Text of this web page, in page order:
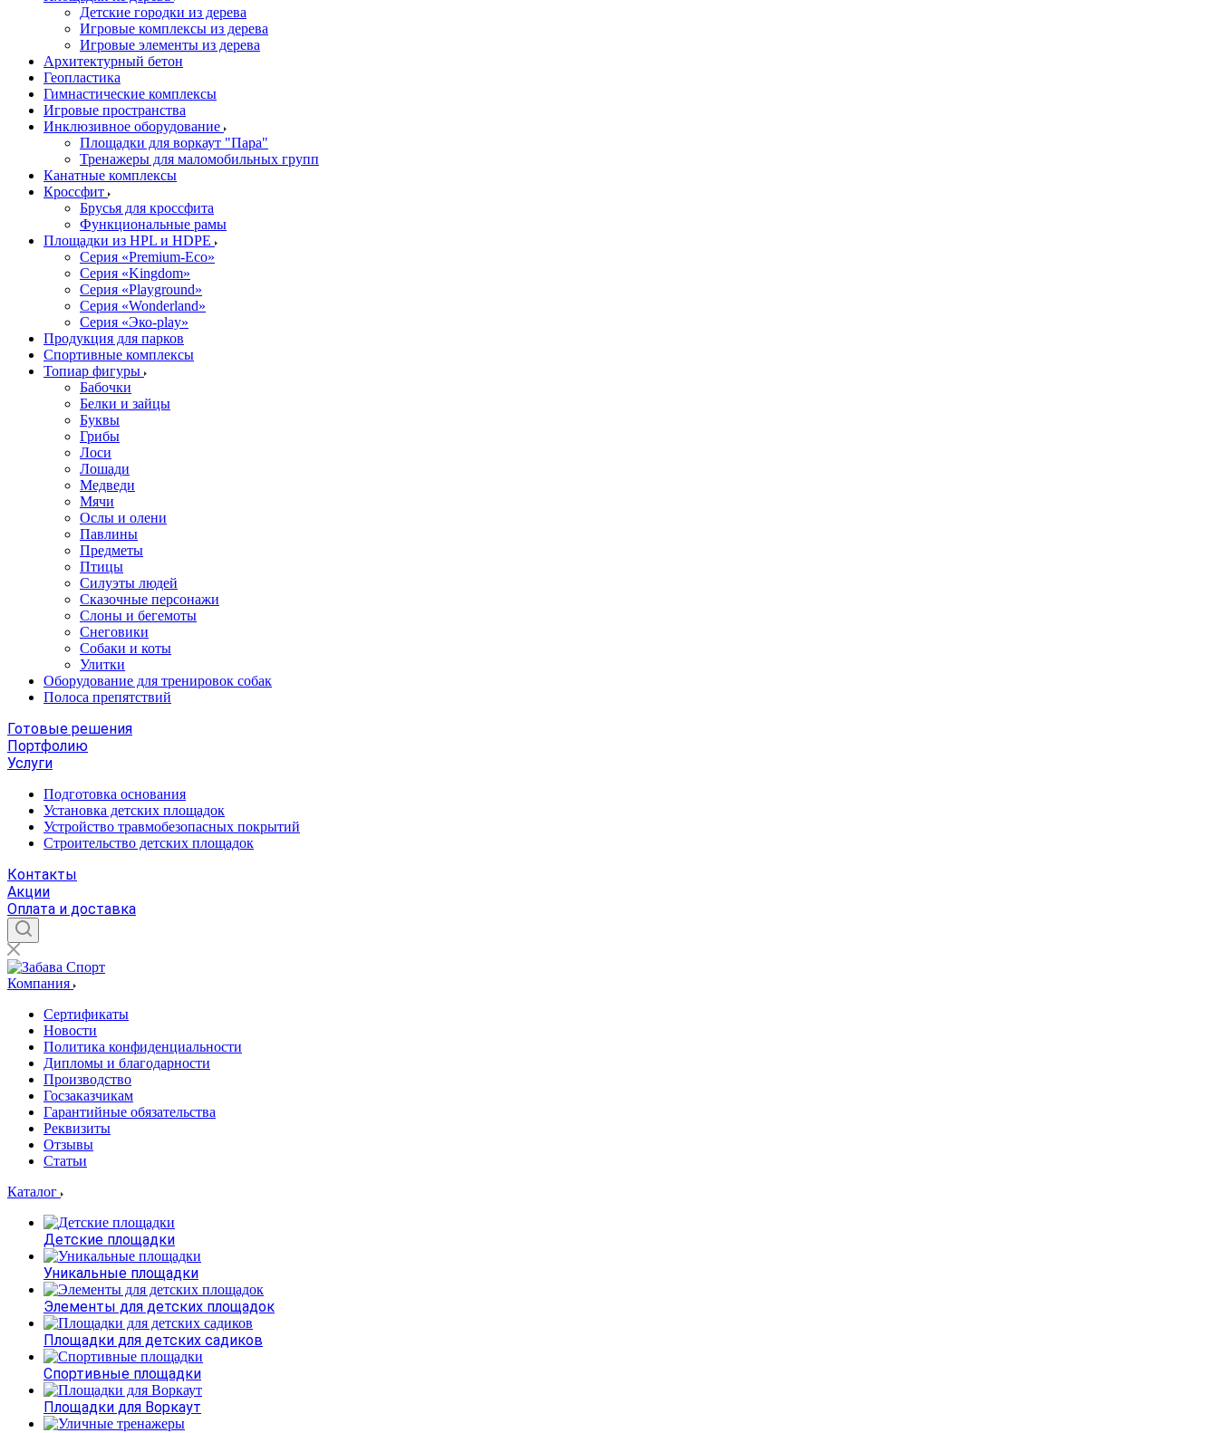
Детские городки из дерева
Игровые комплексы из дерева
Игровые элементы из дерева
Архитектурный бетон
Геопластика
Гимнастические комплексы
Игровые пространства
Инклюзивное оборудование
Площадки для воркаут "Пара"
Тренажеры для маломобильных групп
Канатные комплексы
Кроссфит
Брусья для кроссфита
Функциональные рамы
Площадки из HPL и HDPE
Серия «Premium-Eco»
Серия «Kingdom»
Серия «Playground»
Серия «Wonderland»
Серия «Эко-play»
Продукция для парков
Спортивные комплексы
Топиар фигуры
Бабочки
Белки и зайцы
Буквы
Грибы
Лоси
Лошади
Медведи
Мячи
Ослы и олени
Павлины
Предметы
Птицы
Силуэты людей
Сказочные персонажи
Слоны и бегемоты
Снеговики
Собаки и коты
Улитки
Оборудование для тренировок собак
Полоса препятствий
Готовые решения
Портфолию
Услуги
Подготовка основания
Установка детских площадок
Устройство травмобезопасных покрытий
Строительство детских площадок
Контакты
Акции
Оплата и доставка
Компания
Сертификаты
Новости
Политика конфиденциальности
Дипломы и благодарности
Производство
Госзаказчикам
Гарантийные обязательства
Реквизиты
Отзывы
Статьи
Каталог
Детские площадки
Уникальные площадки
Элементы для детских площадок
Площадки для детских садиков
Спортивные площадки
Площадки для Воркаут